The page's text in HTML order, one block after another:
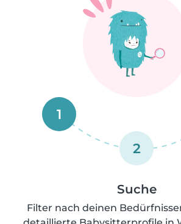
1
2
Suche
Filter nach deinen